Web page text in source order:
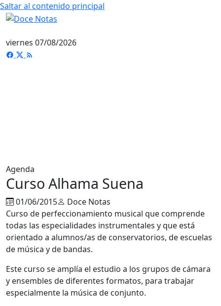
Saltar al contenido principal
viernes 07/08/2026
Agenda
Curso Alhama Suena
01/06/2015
Doce Notas
Curso de perfeccionamiento musical que comprende
todas las especialidades instrumentales y que está
orientado a alumnos/as de conservatorios, de escuelas
de música y de bandas.
Este curso se amplía el estudio a los grupos de cámara
y ensembles de diferentes formatos, para trabajar
especialmente la música de conjunto.